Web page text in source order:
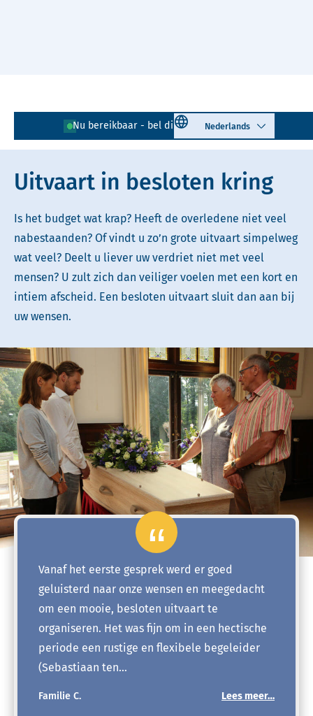
Nu bereikbaar - bel direct! 085 - 401 81 23
Select language
Lees voor Uitleg woorden
Simpele tekst
Uitvaart in besloten kring
Is het budget wat krap? Heeft de overledene niet veel
nabestaanden? Of vindt u zo’n grote uitvaart simpelweg
wat veel? Deelt u liever uw verdriet niet met veel
mensen? U zult zich dan veiliger voelen met een kort en
intiem afscheid. Een besloten uitvaart sluit dan aan bij
uw wensen.
Vanaf het eerste gesprek werd er goed
geluisterd naar onze wensen en meegedacht
om een mooie, besloten uitvaart te
organiseren. Het was fijn om in een hectische
periode een rustige en flexibele begeleider
(Sebastiaan ten…
Familie C. Lees meer…